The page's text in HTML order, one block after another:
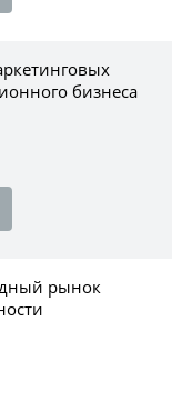
бизнеса
рынок